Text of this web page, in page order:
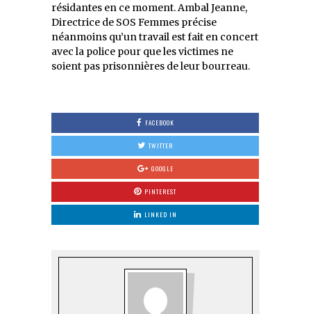
résidantes en ce moment. Ambal Jeanne,
Directrice de SOS Femmes précise
néanmoins qu’un travail est fait en concert
avec la police pour que les victimes ne
soient pas prisonnières de leur bourreau.
FACEBOOK
TWITTER
GOOGLE
PINTEREST
LINKED IN